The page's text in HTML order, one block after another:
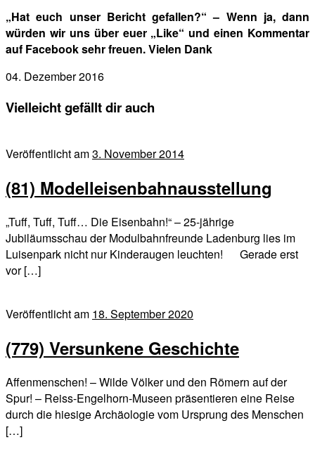
„Hat euch unser Bericht gefallen?“ – Wenn ja, dann
würden wir uns über euer „Like“ und einen Kommentar
auf Facebook sehr freuen. Vielen Dank
04. Dezember 2016
Vielleicht gefällt dir auch
Veröffentlicht am3. November 2014
(81) Modelleisenbahnausstellung
„Tuff, Tuff, Tuff… Die Eisenbahn!“ – 25-jährige
Jubiläumsschau der Modulbahnfreunde Ladenburg lies im
Luisenpark nicht nur Kinderaugen leuchten! Gerade erst
vor […]
Veröffentlicht am 18. September 2020
(779) Versunkene Geschichte
Affenmenschen! – Wilde Völker und den Römern auf der
Spur! – Reiss-Engelhorn-Museen präsentieren eine Reise
durch die hiesige Archäologie vom Ursprung des Menschen
[…]